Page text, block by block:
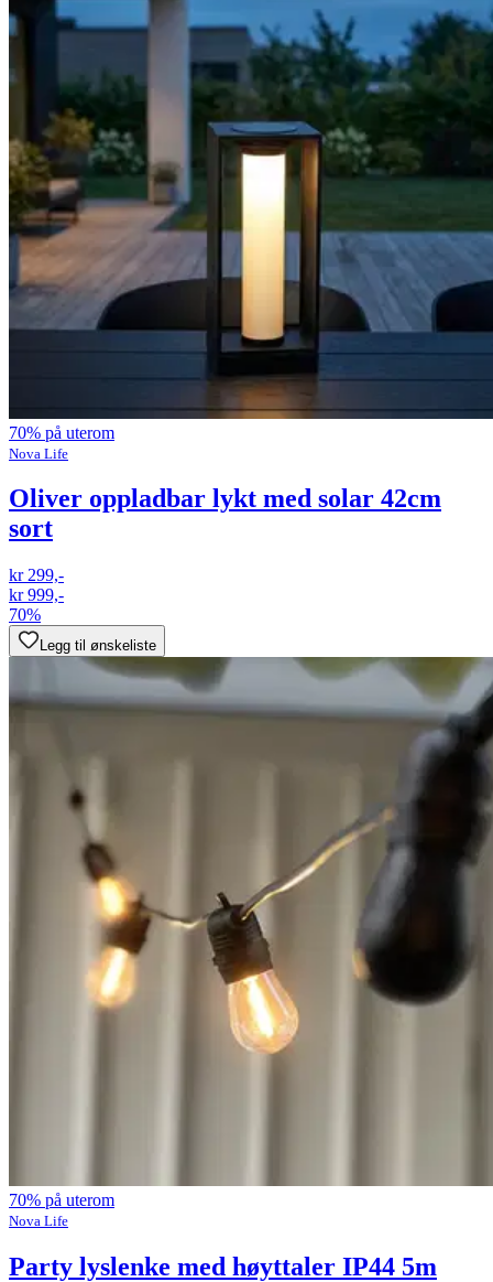
70% på uterom
Nova Life
Oliver oppladbar lykt med solar 42cm
sort
kr 299,-
kr 999,-
70%
Legg til ønskeliste
70% på uterom
Nova Life
Party lyslenke med høyttaler IP44 5m